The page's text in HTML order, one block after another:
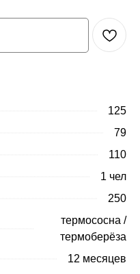
125
79
110
1 чел
250
термососна /
термоберёза
12 месяцев